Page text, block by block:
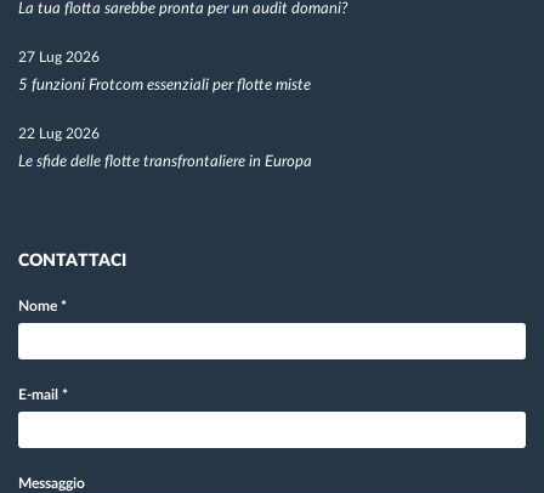
La tua flotta sarebbe pronta per un audit domani?
27 Lug 2026
5 funzioni Frotcom essenziali per flotte miste
22 Lug 2026
Le sfide delle flotte transfrontaliere in Europa
CONTATTACI
Nome *
E-mail *
Messaggio